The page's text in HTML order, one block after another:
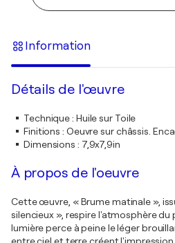
Information
Détails de l'œuvre
Technique: Huile sur Toile
Finitions : Oeuvre sur châssis.
Dimensions : 7,9x7,9in
À propos de l'oeuvre
Cette œuvre, « Brume matinale »,
silencieux », respire l'atmosphère
lumière perce à peine le léger